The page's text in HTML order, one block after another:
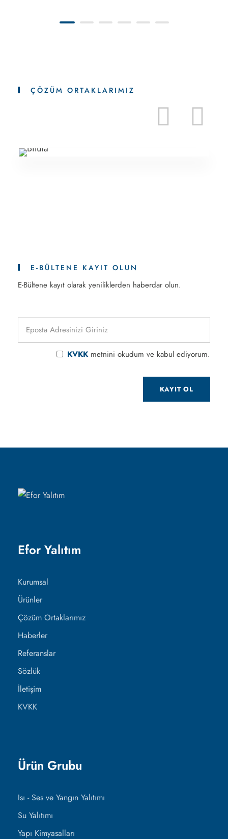
ÇÖZÜM ORTAKLARIMIZ
E-BÜLTENE KAYIT OLUN
E-Bültene kayıt olarak yeniliklerden haberdar olun.
KVKKmetnini okudum ve kabul ediyorum.
Efor Yalıtım
Kurumsal
Ürünler
Çözüm Ortaklarımız
Haberler
Referanslar
Sözlük
İletişim
KVKK
Ürün Grubu
Isı - Ses ve Yangın Yalıtımı
Su Yalıtımı
Yapı Kimyasalları